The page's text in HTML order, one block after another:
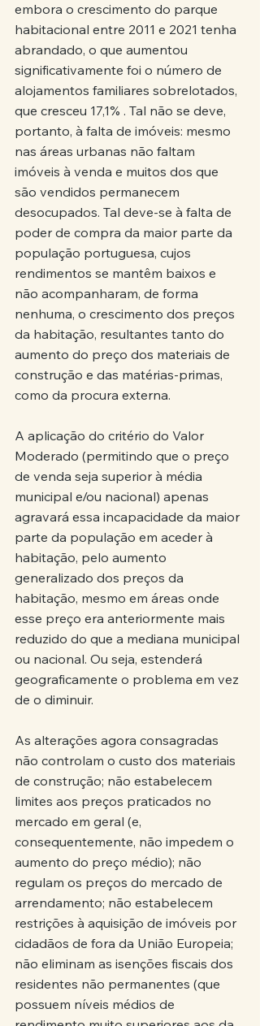
embora o crescimento do parque
habitacional entre 2011 e 2021 tenha
abrandado, o que aumentou
significativamente foi o número de
alojamentos familiares sobrelotados,
que cresceu 17,1% . Tal não se deve,
portanto, à falta de imóveis: mesmo
nas áreas urbanas não faltam
imóveis à venda e muitos dos que
são vendidos permanecem
desocupados. Tal deve-se à falta de
poder de compra da maior parte da
população portuguesa, cujos
rendimentos se mantêm baixos e
não acompanharam, de forma
nenhuma, o crescimento dos preços
da habitação, resultantes tanto do
aumento do preço dos materiais de
construção e das matérias-primas,
como da procura externa.
A aplicação do critério do Valor
Moderado (permitindo que o preço
de venda seja superior à média
municipal e/ou nacional) apenas
agravará essa incapacidade da maior
parte da população em aceder à
habitação, pelo aumento
generalizado dos preços da
habitação, mesmo em áreas onde
esse preço era anteriormente mais
reduzido do que a mediana municipal
ou nacional. Ou seja, estenderá
geograficamente o problema em vez
de o diminuir.
As alterações agora consagradas
não controlam o custo dos materiais
de construção; não estabelecem
limites aos preços praticados no
mercado em geral (e,
consequentemente, não impedem o
aumento do preço médio); não
regulam os preços do mercado de
arrendamento; não estabelecem
restrições à aquisição de imóveis por
cidadãos de fora da União Europeia;
não eliminam as isenções fiscais dos
residentes não permanentes (que
possuem níveis médios de